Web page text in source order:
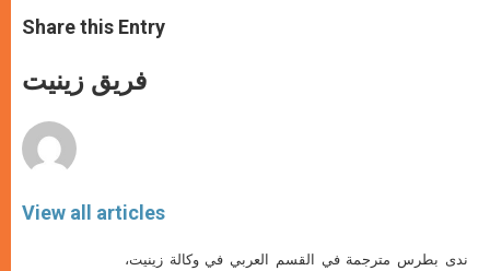
t
s
p
p
s
e
g
e
e
b
o
k
Share this Entry
فريق زينيت
View all articles
ندى بطرس مترجمة في القسم العربي في وكالة زينيت،